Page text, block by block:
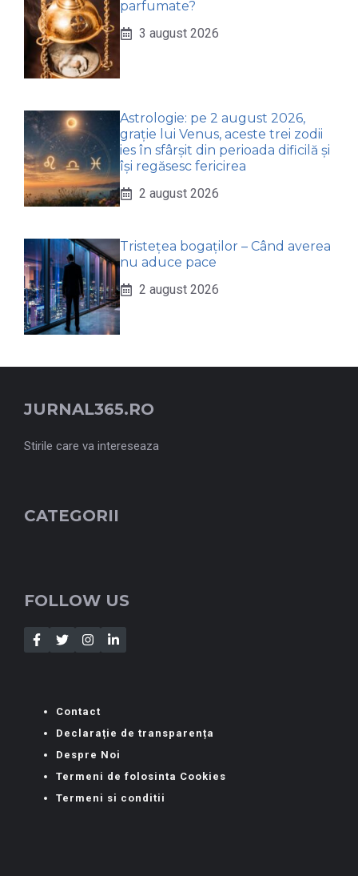
parfumate?
3 august 2026
Astrologie: pe 2 august 2026,
grație lui Venus, aceste trei zodii
ies în sfârșit din perioada dificilă și
își regăsesc fericirea
2 august 2026
Tristețea bogaților – Când averea
nu aduce pace
2 august 2026
JURNAL365.RO
Stirile care va intereseaza
CATEGORII
FOLLOW US
Contact
Declarație de transparența
Despre Noi
Termeni de folosinta Cookies
Termeni si conditii